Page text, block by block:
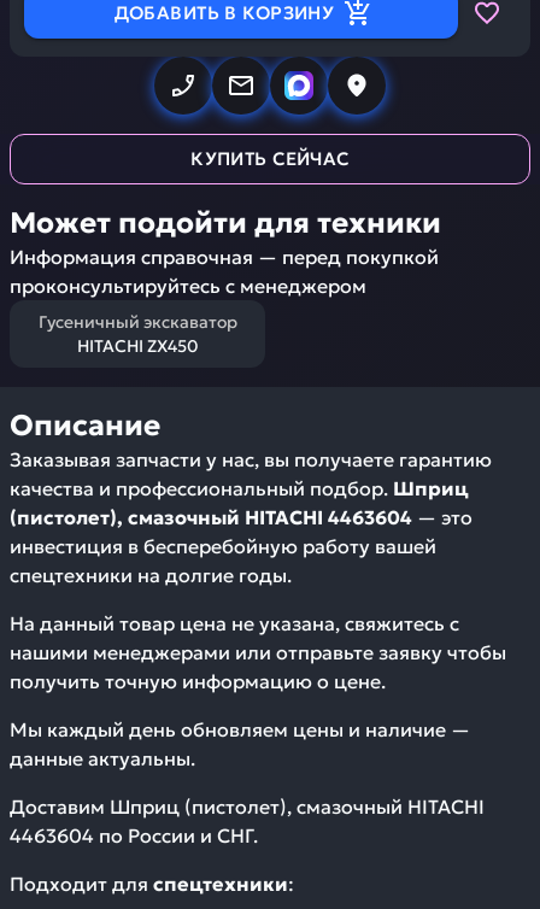
ДОБАВИТЬ В КОРЗИНУ
КУПИТЬ СЕЙЧАС
Может подойти для техники
Информация справочная — перед покупкой
проконсультируйтесь с менеджером
Гусеничный экскаватор
HITACHI ZX450
Описание
Заказывая запчасти у нас, вы получаете гарантию
качества и профессиональный подбор. Шприц
(пистолет), смазочный HITACHI 4463604 — это
инвестиция в бесперебойную работу вашей
спецтехники на долгие годы.
На данный товар цена не указана, свяжитесь с
нашими менеджерами или отправьте заявку чтобы
получить точную информацию о цене.
Мы каждый день обновляем цены и наличие —
данные актуальны.
Доставим Шприц (пистолет), смазочный HITACHI
4463604 по России и СНГ.
Подходит для спецтехники: